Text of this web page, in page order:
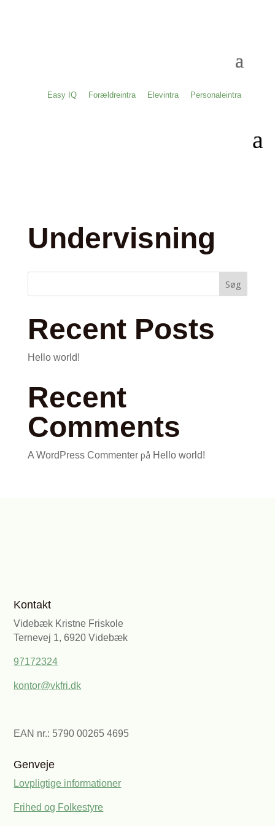
Easy IQ Forældreintra Elevintra Personaleintra
a
Undervisning
Søg
Recent Posts
Hello world!
Recent
Comments
A WordPress Commenterpå Hello world!
Kontakt
Videbæk Kristne Friskole
Ternevej 1, 6920 Videbæk
97172324
kontor@vkfri.dk
EAN nr.: 5790 00265 4695
Genveje
Lovpligtige informationer
Frihed og Folkestyre